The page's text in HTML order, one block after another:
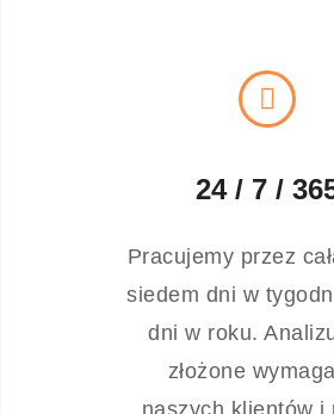
24 / 7 /
Pracujemy przez
siedem dni w
dni w roku.
złożone
naszych klientów i